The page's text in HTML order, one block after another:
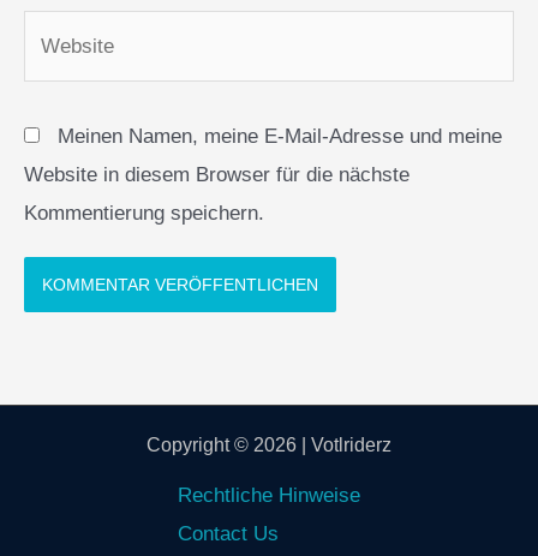
Meinen Namen, meine E-Mail-Adresse und meine
Website in diesem Browser für die nächste
Kommentierung speichern.
Copyright © 2026 | Votlriderz
Rechtliche Hinweise
Contact Us